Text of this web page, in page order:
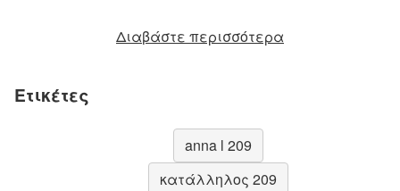
Διαβάστε περισσότερα
Ετικέτες
anna l 209
κατάλληλος 209